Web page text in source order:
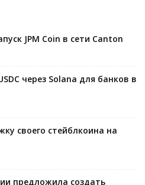
JPM Coin в сети Canton
через Solana для банков в
своего стейблкоина на
предложила создать